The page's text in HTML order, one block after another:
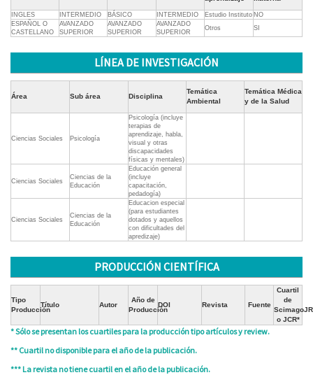
INGLES INTERMEDIO BÁSICO INTERMEDIO Estudio Instituto NO
ESPAÑOL O
CASTELLANO
AVANZADO
SUPERIOR
AVANZADO
SUPERIOR
AVANZADO
SUPERIOR
Otros SI
LÍNEA DE INVESTIGACIÓN
Área Sub área Disciplina
Temática
Ambiental
Temática Médica
y de la Salud
Ciencias Sociales Psicología
Psicología (incluye
terapias de
aprendizaje, habla,
visual y otras
discapacidades
físicas y mentales)
Ciencias Sociales
Ciencias de la
Educación
Educación general
(incluye
capacitación,
pedadogía)
Ciencias Sociales
Ciencias de la
Educación
Educacion especial
(para estudiantes
dotados y aquellos
con dificultades del
apredizaje)
PRODUCCIÓN CIENTÍFICA
Tipo
Producción
Título Autor
Año de
Producción
DOI Revista Fuente
Cuartil
de
ScimagoJR
o JCR*
* Sólo se presentan los cuartiles para la producción tipo artículos y review.
** Cuartil no disponible para el año de la publicación.
*** La revista no tiene cuartil en el año de la publicación.